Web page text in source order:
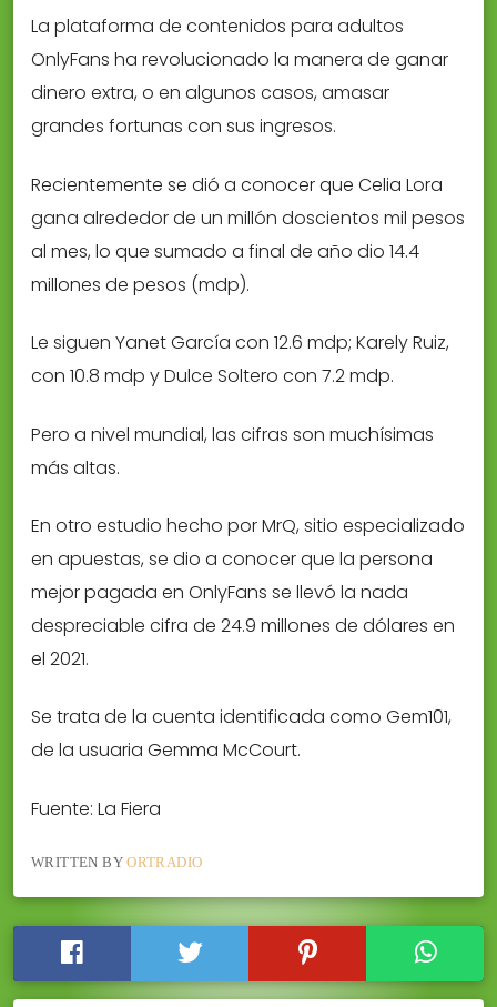
La plataforma de contenidos para adultos
OnlyFans ha revolucionado la manera de ganar
dinero extra, o en algunos casos, amasar
grandes fortunas con sus ingresos.
Recientemente se dió a conocer que Celia Lora
gana alrededor de un millón doscientos mil pesos
al mes, lo que sumado a final de año dio 14.4
millones de pesos (mdp).
Le siguen Yanet García con 12.6 mdp; Karely Ruiz,
con 10.8 mdp y Dulce Soltero con 7.2 mdp.
Pero a nivel mundial, las cifras son muchísimas
más altas.
En otro estudio hecho por MrQ, sitio especializado
en apuestas, se dio a conocer que la persona
mejor pagada en OnlyFans se llevó la nada
despreciable cifra de 24.9 millones de dólares en
el 2021.
Se trata de la cuenta identificada como Gem101,
de la usuaria Gemma McCourt.
Fuente: La Fiera
WRITTEN BYORTRADIO